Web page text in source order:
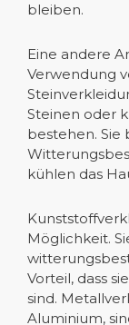
bleiben.
Eine andere
Verwendung
Steinen oder
bestehen. Sie
kühlen das
Möglichkeit.
Vorteil, dass
sind.
Aluminium,